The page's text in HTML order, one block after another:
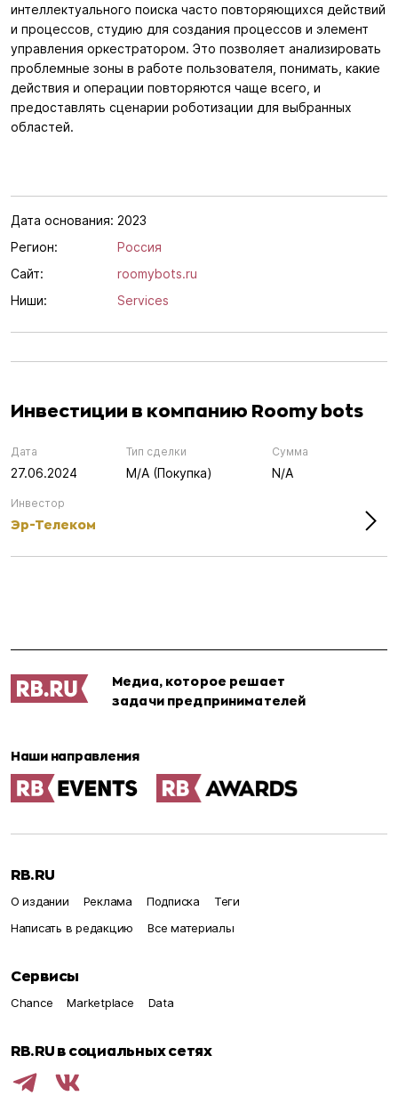
интеллектуального поиска часто повторяющихся действий
и процессов, студию для создания процессов и элемент
управления оркестратором. Это позволяет анализировать
проблемные зоны в работе пользователя, понимать, какие
действия и операции повторяются чаще всего, и
предоставлять сценарии роботизации для выбранных
областей.
Дата основания: 2023
Регион:
Россия
Сайт:
roomybots.ru
Ниши:
Services
Инвестиции в компанию Roomy bots
Дата
27.06.2024
Тип сделки
M/A (Покупка)
Сумма
N/A
Инвестор
Эр-Телеком
Медиа, которое решает
задачи предпринимателей
Наши направления
RB.RU
О издании Реклама Подписка
Теги
Написать в редакцию
Все материалы
Сервисы
Chance Marketplace Data
RB.RU в социальных сетях